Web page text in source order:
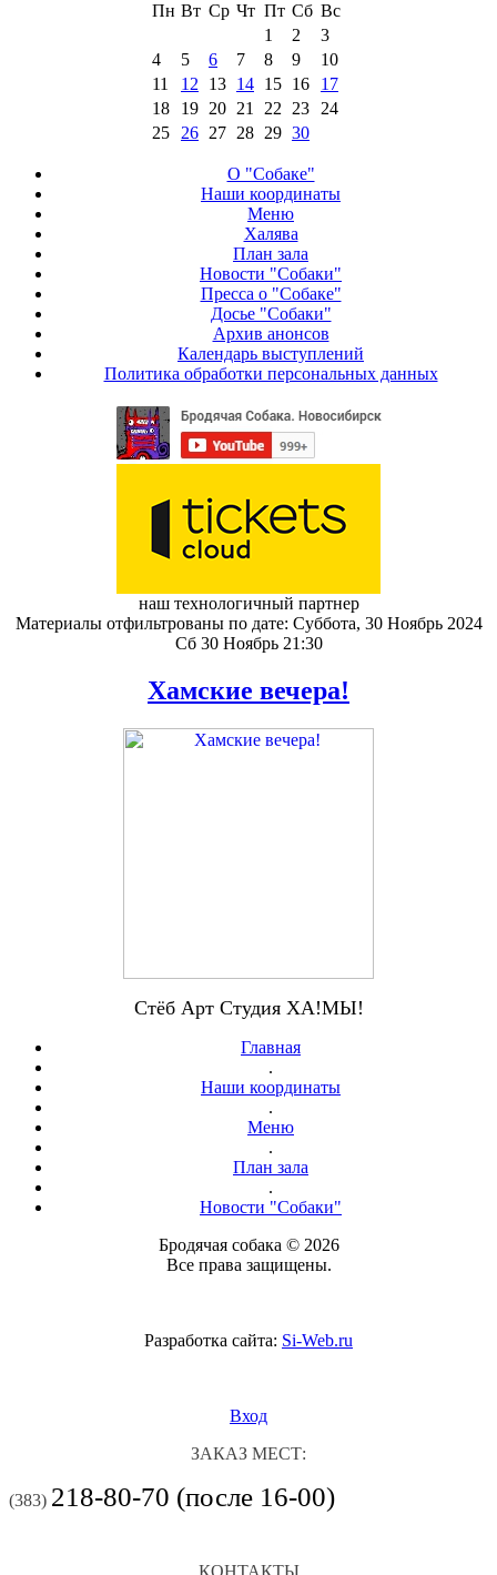
Пн Вт Ср Чт Пт Сб Вс
1
2
3
4
5 6 7 8 9
10
11
12 13 14 15 16
17
18
19 20 21 22 23
24
25
26 27 28 29 30
О "Собаке"
Наши координаты
Меню
Халява
План зала
Новости "Собаки"
Пресса о "Собаке"
Досье "Собаки"
Архив анонсов
Календарь выступлений
Политика обработки персональных данных
наш технологичный партнер
Материалы отфильтрованы по дате: Суббота, 30 Ноябрь 2024
Сб 30 Ноябрь 21:30
Хамские вечера!
Стёб Арт Студия ХА!МЫ!
Главная
.
Наши координаты
.
Меню
.
План зала
.
Новости "Собаки"
Бродячая собака © 2026
Все права защищены.
Разработка сайта: Si-Web.ru
Вход
ЗАКАЗ МЕСТ:
(383) 218-80-70 (после 16-00)
КОНТАКТЫ